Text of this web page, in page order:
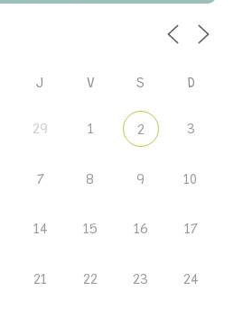
J V S D
29 1 2 3
7 8 9 10
14 15 16 17
21 22 23 24